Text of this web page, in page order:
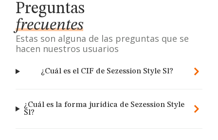
Preguntas
frecuentes
Estas son alguna de las preguntas que se
hacen nuestros usuarios
¿Cuál es el CIF de Sezession Style Sl?
¿Cuál es la forma jurídica de Sezession Style
Sl?